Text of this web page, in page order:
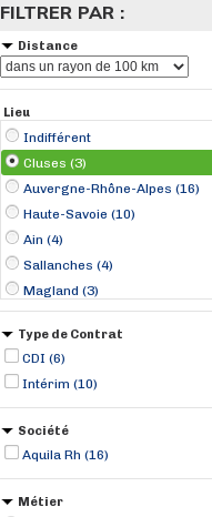
FILTRER PAR :
Distance
Lieu
Indifférent
Cluses (3)
Auvergne-Rhône-Alpes (16)
Haute-Savoie (10)
Ain (4)
Sallanches (4)
Magland (3)
Ambérieu-en-Bugey (2)
Chambéry (1)
Lagnieu (1)
Le Touvet (1)
Type de Contrat
CDI (6)
Intérim (10)
Société
Aquila Rh (16)
Métier